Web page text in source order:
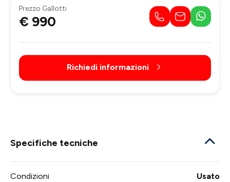
Prezzo Gallotti
€ 990
Richiedi informazioni
Specifiche tecniche
Condizioni Usato